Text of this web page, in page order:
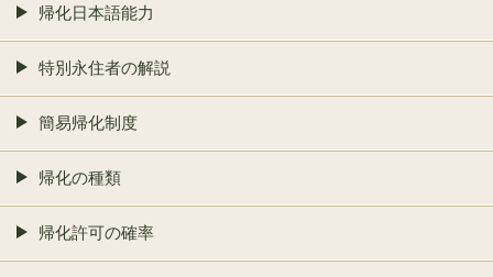
帰化日本語能力
特別永住者の解説
簡易帰化制度
帰化の種類
帰化許可の確率